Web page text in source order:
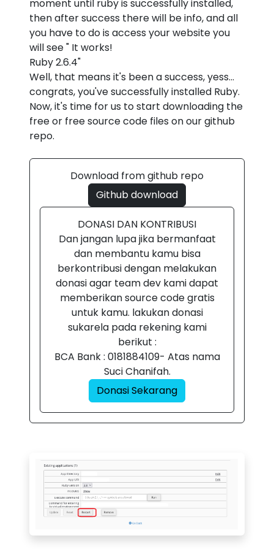
moment until ruby is successfully installed,
then after success there will be info, and all
you have to do is access your website you
will see " It works!
Ruby 2.6.4"
Well, that means it's been a success, yess...
congrats, you've successfully installed Ruby.
Now, it's time for us to start downloading the
free or free source code files on our github
repo.
Download from github repo
Github download
DONASI DAN KONTRIBUSI
Dan jangan lupa jika bermanfaat
dan membantu kamu bisa
berkontribusi dengan melakukan
donasi agar team dev kami dapat
memberikan source code gratis
untuk kamu. lakukan donasi
sukarela pada rekening kami
berikut :
BCA Bank : 0181884109- Atas nama
Suci Chanifah.
Donasi Sekarang